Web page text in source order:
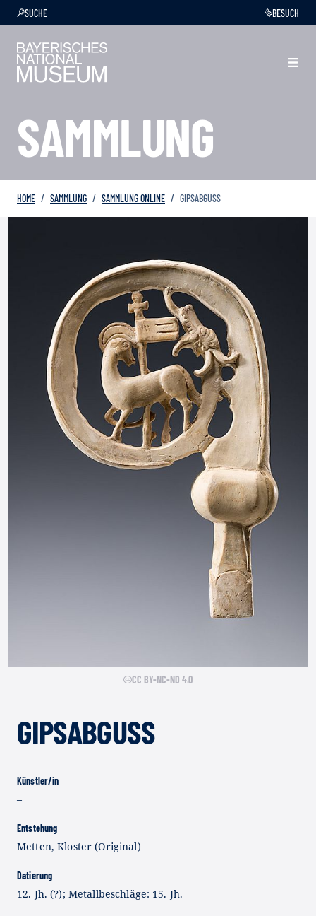
SUCHE BESUCH
SAMMLUNG
HOME SAMMLUNG SAMMLUNG ONLINE GIPSABGUSS
CC BY-NC-ND 4.0
GIPSABGUSS
Künstler/in
–
Entstehung
Metten, Kloster (Original)
Datierung
12. Jh. (?); Metallbeschläge: 15. Jh.